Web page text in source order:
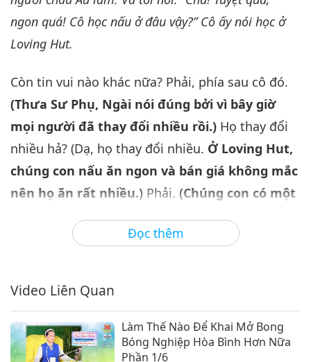
Giữa Thầy và Trò 5313 Lượt Xem
35:59
Giữa Thầy và Trò 2023-07-13 5110Lượt Xem
Tâm Thức Thăng Hoa Và Xu
Hướng Thuần Chay Tăng Lên
Của Thế Giới, Phần 7/12
Giữa Thầy và Trò 2023-07-14 4729 Lượt Xem
Tâm Thức Thăng Hoa Và Xu
Hướng Thuần Chay Tăng Lên
Giữa Thầy và Trò
9
Tâm Thức Thăng Hoa Và Xu
Hướng Thuần Chay Tăng Lên
Đọc thêm
ngon quá! Cô học nấu ở đâu vậy?” Cô ấy nói học ở
Loving Hut.
Còn tin vui nào khác nữa? Phải, phía sau cô đó.
(Thưa Sư Phụ, Ngài nói đúng bởi vì bây giờ
mọi người đã thay đổi nhiều rồi.) Họ thay đổi
nhiều hả? (Dạ, họ thay đổi nhiều. Ở Loving Hut,
chúng con nấu ăn ngon và bán giá không mắc
nên họ ăn rất nhiều.) Phải. (Chúng con có một
Angeles], ở San Diego – luôn đầy khách.)
Ban đầu, con giúp ở đó, nhưng con bận với một
(Nhưng con rất gần gũi với bên đó, bởi vì họ…)
Luôn đầy khách hả? (Dạ họ luôn đầy khách. Tuần
Video Liên Quan
Làm Thế Nào Để Khai Mở Bong
Bóng Nghiệp Hòa Bình Hơn Nữa
Phần 1/6